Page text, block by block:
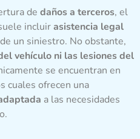
de daños a terceros, el
incluirasistencia legal
un siniestro. No obstante,
vehículo ni las lesiones del
se encuentran en
cuales ofrecen una
a las necesidades